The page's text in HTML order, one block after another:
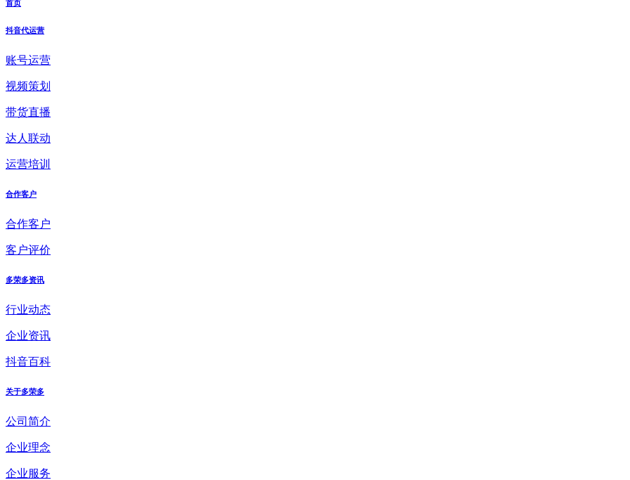
首页
抖音代运营
账号运营
视频策划
带货直播
达人联动
运营培训
合作客户
合作客户
客户评价
多荣多资讯
行业动态
企业资讯
抖音百科
关于多荣多
公司简介
企业理念
企业服务